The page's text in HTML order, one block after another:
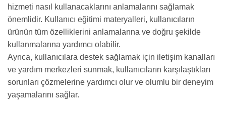
hizmeti nasıl kullanacaklarını anlamalarını sağlamak
önemlidir. Kullanıcı eğitimi materyalleri, kullanıcıların
ürünün tüm özelliklerini anlamalarına ve doğru şekilde
kullanmalarına yardımcı olabilir.
Ayrıca, kullanıcılara destek sağlamak için iletişim kanalları
ve yardım merkezleri sunmak, kullanıcıların karşılaştıkları
sorunları çözmelerine yardımcı olur ve olumlu bir deneyim
yaşamalarını sağlar.